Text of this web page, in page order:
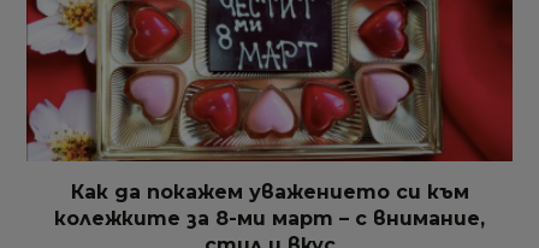
Как да покажем уважението си към
колежките за 8-ми март – с внимание,